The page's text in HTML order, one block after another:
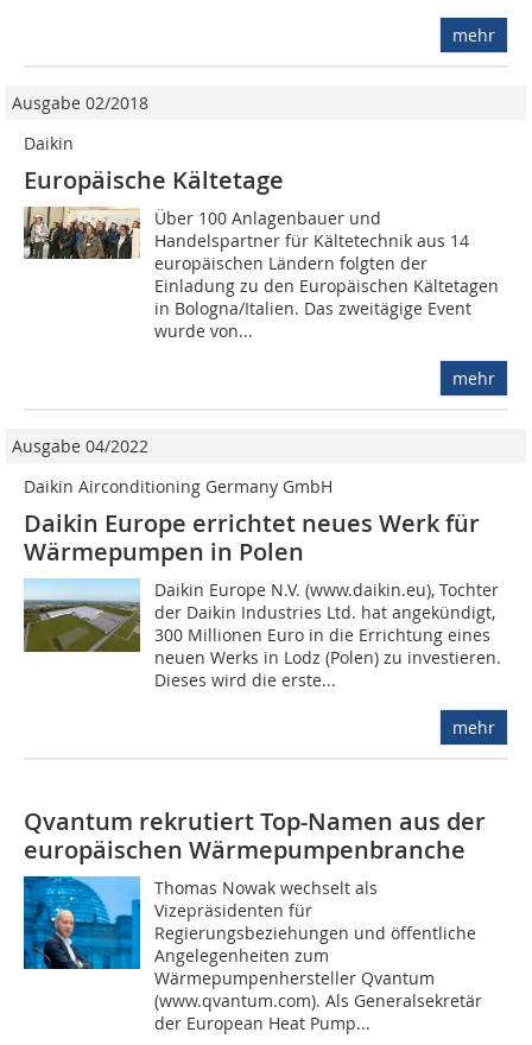
mehr
Ausgabe 02/2018
Daikin
Europäische Kältetage
Über 100 Anlagenbauer und
Handelspartner für Kältetechnik aus 14
europäischen Ländern folgten der
Einladung zu den Europäischen Kältetagen
in Bologna/Italien. Das zweitägige Event
wurde von...
mehr
Ausgabe 04/2022
Daikin Airconditioning Germany GmbH
Daikin Europe errichtet neues Werk für
Wärmepumpen in Polen
Daikin Europe N.V. (www.daikin.eu), Tochter
der Daikin Industries Ltd. hat angekündigt,
300 Millionen Euro in die Errichtung eines
neuen Werks in Lodz (Polen) zu investieren.
Dieses wird die erste...
mehr
Qvantum rekrutiert Top-Namen aus der
europäischen Wärmepumpenbranche
Thomas Nowak wechselt als
Vizepräsidenten für
Regierungsbeziehungen und öffentliche
Angelegenheiten zum
Wärmepumpenhersteller Qvantum
(www.qvantum.com). Als Generalsekretär
der European Heat Pump...